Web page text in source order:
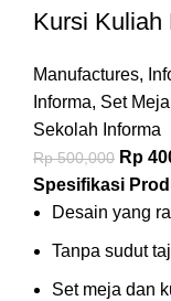
Kursi Kuliah
Manufactures,
Informa, Set
Sekolah Informa
Rp500,000 Rp
Spesifikasi
Desain yang
Tanpa sudut
Set meja dan